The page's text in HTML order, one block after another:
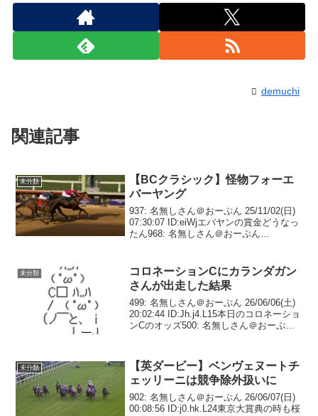
demuchi
関連記事
未分類
【BCクラシック】怪物フォーエ
バーヤング
937: 名無しさん＠おーぷん 25/11/02(日)
07:30:07 ID:eiWjエバヤンの賞金どうなっ
たん968: 名無しさん＠おーぷん
未分類
コロネーションCにカランダガン
さんが出走した結果
499: 名無しさん＠おーぷん 26/06/06(土)
20:02:44 ID:Jh.j4.L15本日のコロネーショ
ンCのオッズ500: 名無しさん＠おーぷん
未分類
【英ダービー】ベンヴェヌートチ
ェッリーニは競争除外扱いに
902: 名無しさん＠おーぷん 26/06/07(日)
00:08:56 ID:j0.hk.L24東京大賞典の時も桜